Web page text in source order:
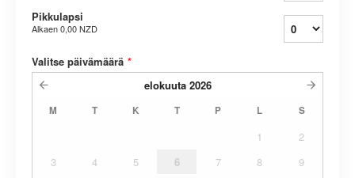
Pikkulapsi
Alkaen0,00 NZD
Valitse päivämäärä *
elokuuta 2026
M T K T P L S
1
2
3
4 5 6 7 8
9